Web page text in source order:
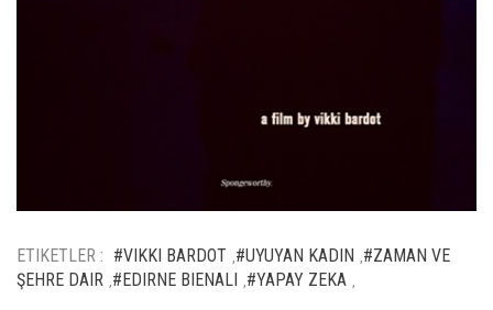
ETIKETLER : #VIKKI BARDOT #UYUYAN KADIN #ZAMAN VE
ŞEHRE DAIR #EDIRNE BIENALI #YAPAY ZEKA